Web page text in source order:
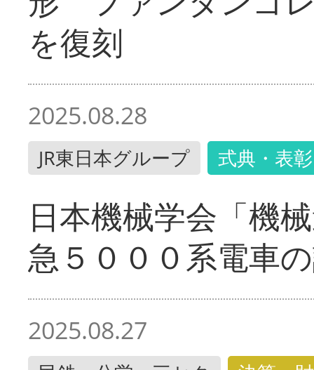
を復刻
2025.08.28
JR東日本グループ 式典・表彰
日本機械学会「機
急５０００系電車
2025.08.27